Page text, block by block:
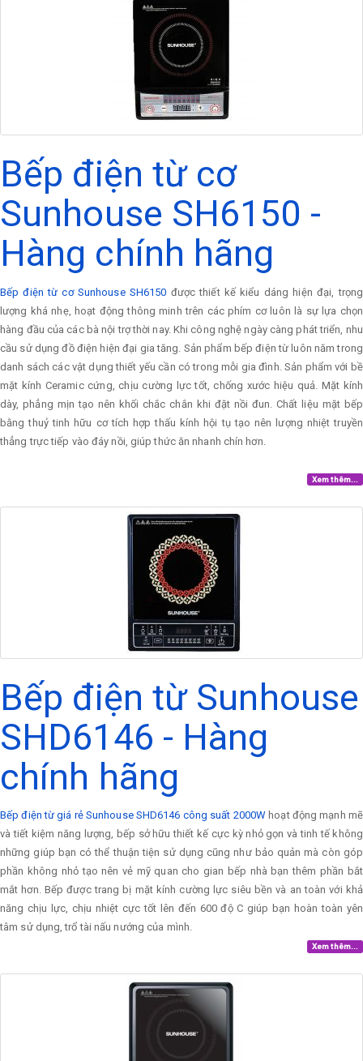
Bếp điện từ cơ
Sunhouse SH6150 -
Hàng chính hãng
Bếp điện từ cơ Sunhouse SH6150 được thiết kế kiểu dáng hiện đại, trọng
lượng khá nhẹ, hoạt động thông minh trên các phím cơ luôn là sự lựa chọn
hàng đầu của các bà nội trợ thời nay. Khi công nghệ ngày càng phát triển, nhu
cầu sử dụng đồ điện hiện đại gia tăng. Sản phẩm bếp điện từ luôn năm trong
danh sách các vật dụng thiết yếu cần có trong mỗi gia đình. Sản phẩm với bề
mặt kính Ceramic cứng, chịu cường lực tốt, chống xước hiệu quả. Mặt kính
dày, phẳng mịn tạo nên khối chắc chắn khi đặt nồi đun. Chất liệu mặt bếp
bằng thuỷ tinh hữu cơ tích hợp thấu kính hội tụ tạo nên lượng nhiệt truyền
thẳng trực tiếp vào đáy nồi, giúp thức ăn nhanh chín hơn.
Xem thêm...
Bếp điện từ Sunhouse
SHD6146 - Hàng
chính hãng
Bếp điện từ giá rẻ Sunhouse SHD6146 công suất 2000W hoạt động mạnh mẽ
và tiết kiệm năng lượng, bếp sở hữu thiết kế cực kỳ nhỏ gọn và tinh tế không
những giúp bạn có thể thuận tiện sử dụng cũng như bảo quản mà còn góp
phần không nhỏ tạo nên vẻ mỹ quan cho gian bếp nhà bạn thêm phần bắt
mắt hơn. Bếp được trang bị mặt kính cường lực siêu bền và an toàn với khả
năng chịu lực, chịu nhiệt cực tốt lên đến 600 độ C giúp bạn hoàn toàn yên
tâm sử dụng, trổ tài nấu nướng của mình.
Xem thêm...